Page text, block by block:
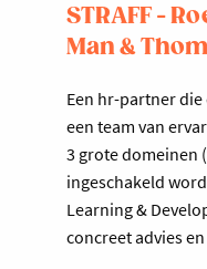
STRAFF -
Man &
Een hr-partner die
een team van
3 grote domeinen
ingeschakeld
Learning &
concreet advies